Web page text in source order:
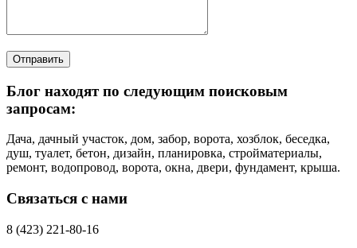
Отправить
Блог находят по следующим поисковым
запросам:
Дача, дачный участок, дом, забор, ворота, хозблок, беседка,
душ, туалет, бетон, дизайн, планировка, стройматериалы,
ремонт, водопровод, ворота, окна, двери, фундамент, крыша.
Связаться с нами
8 (423) 221-80-16